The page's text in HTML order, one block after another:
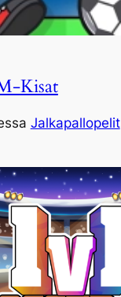
Kisat
Jalkapallopelit